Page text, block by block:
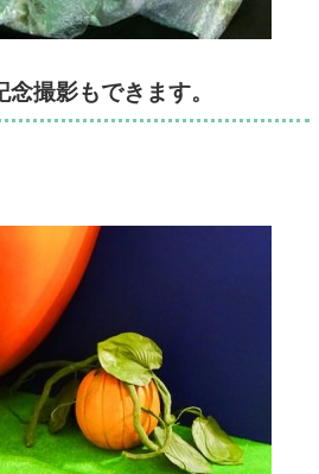
撮影もできます。